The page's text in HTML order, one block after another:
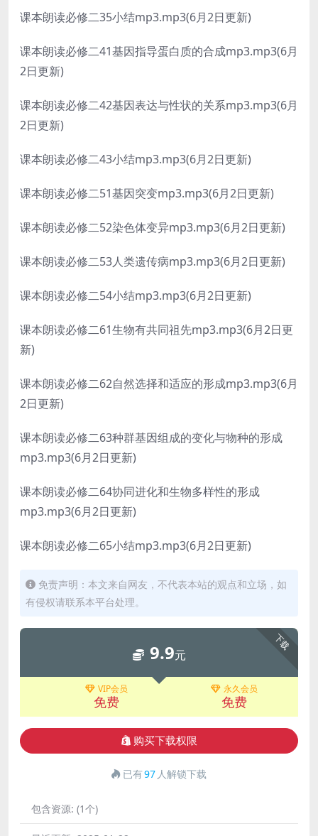
课本朗读必修二35小结mp3.mp3(6月2日更新)
课本朗读必修二41基因指导蛋白质的合成mp3.mp3(6月
2日更新)
课本朗读必修二42基因表达与性状的关系mp3.mp3(6月
2日更新)
课本朗读必修二43小结mp3.mp3(6月2日更新)
课本朗读必修二51基因突变mp3.mp3(6月2日更新)
课本朗读必修二52染色体变异mp3.mp3(6月2日更新)
课本朗读必修二53人类遗传病mp3.mp3(6月2日更新)
课本朗读必修二54小结mp3.mp3(6月2日更新)
课本朗读必修二61生物有共同祖先mp3.mp3(6月2日更
新)
课本朗读必修二62自然选择和适应的形成mp3.mp3(6月
2日更新)
课本朗读必修二63种群基因组成的变化与物种的形成
mp3.mp3(6月2日更新)
课本朗读必修二64协同进化和生物多样性的形成
mp3.mp3(6月2日更新)
课本朗读必修二65小结mp3.mp3(6月2日更新)
免责声明：本文来自网友，不代表本站的观点和立场，如
有侵权请联系本平台处理。
下载
9.9元
VIP会员
免费
永久会员
免费
购买下载权限
已有97 人解锁下载
包含资源: (1个)